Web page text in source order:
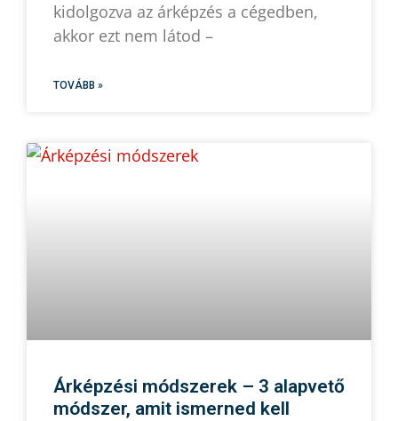
kidolgozva az árképzés a cégedben,
akkor ezt nem látod –
TOVÁBB »
Árképzési módszerek – 3 alapvető
módszer, amit ismerned kell